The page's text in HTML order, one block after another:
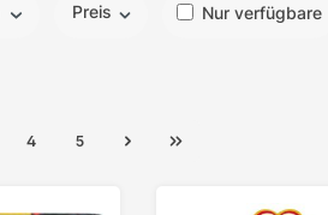
Preis Nur verfügbare
4 5